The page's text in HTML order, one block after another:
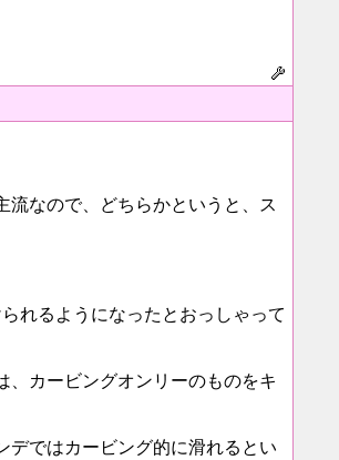
流なので、どちらかというと、ス
れるようになったとおっしゃって
、カービングオンリーのものをキ
デではカービング的に滑れるとい